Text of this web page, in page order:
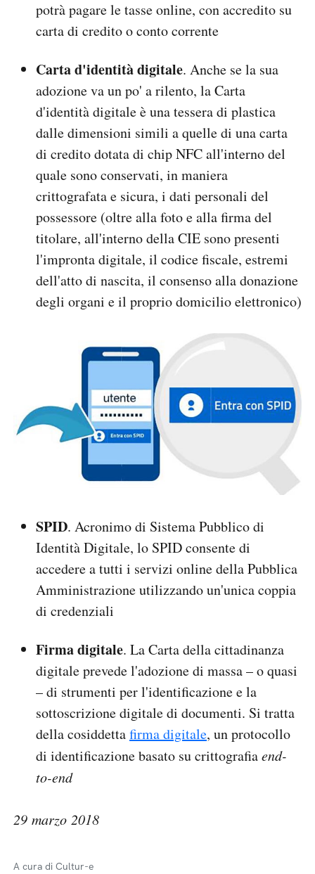
potrà pagare le tasse online, con accredito su
carta di credito o conto corrente
Carta d'identità digitale. Anche se la sua
adozione va un po' a rilento, la Carta
d'identità digitale è una tessera di plastica
dalle dimensioni simili a quelle di una carta
di credito dotata di chip NFC all'interno del
quale sono conservati, in maniera
crittografata e sicura, i dati personali del
possessore (oltre alla foto e alla firma del
titolare, all'interno della CIE sono presenti
l'impronta digitale, il codice fiscale, estremi
dell'atto di nascita, il consenso alla donazione
degli organi e il proprio domicilio elettronico)
SPID. Acronimo di Sistema Pubblico di
Identità Digitale, lo SPID consente di
accedere a tutti i servizi online della Pubblica
Amministrazione utilizzando un'unica coppia
di credenziali
Firma digitale. La Carta della cittadinanza
digitale prevede l'adozione di massa – o quasi
– di strumenti per l'identificazione e la
sottoscrizione digitale di documenti. Si tratta
della cosiddettafirma digitale, un protocollo
di identificazione basato su crittografiaend-
to-end
29 marzo 2018
A cura di Cultur-e